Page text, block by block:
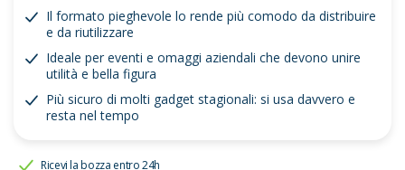
Il formato pieghevole lo rende più comodo da distribuire
e da riutilizzare
Ideale per eventi e omaggi aziendali che devono unire
utilità e bella figura
Più sicuro di molti gadget stagionali: si usa davvero e
resta nel tempo
Ricevi la bozza entro 24h